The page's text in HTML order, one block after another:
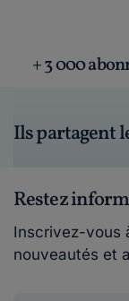
+ 3 000
Ils partagent
Restez
Inscrivez-vous
nouveautés et